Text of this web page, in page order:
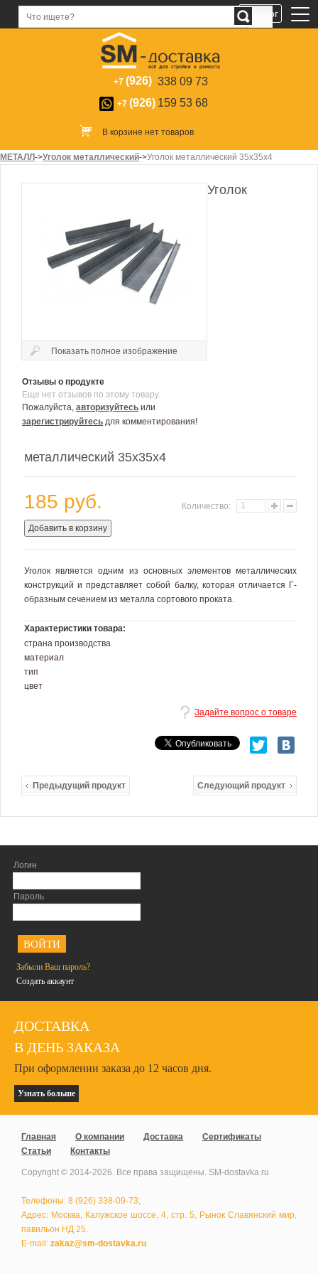
+7 (926) 338 09 73
+7 (926) 159 53 68
В корзине нет товаров
Логин
Пароль
Забыли Ваш пароль?
Создать аккаунт
ДОСТАВКА
В ДЕНЬ ЗАКАЗА
При оформлении заказа до 12 часов дня.
Узнать больше
МЕТАЛЛ->Уголок металлический->Уголок металлический 35х35х4
Показать полное изображение
Отзывы о продукте
Еще нет отзывов по этому товару.
Пожалуйста, авторизуйтесь или
зарегистрируйтесь для комментирования!
Уголок
металлический 35х35х4
185 руб. Количество:
Добавить в корзину
Уголок является одним из основных элементов металлических
конструкций и представляет собой балку, которая отличается Г-
образным сечением из металла сортового проката.
Характеристики товара:
страна производства
материал
тип
цвет
Задайте вопрос о товаре
Предыдущий продукт Следующий продукт
Главная О компании Доставка
Сертификаты
Статьи
Контакты
Copyright © 2014-2026. Все права защищены. SM-dostavka.ru
Телефоны: 8 (926) 338-09-73;
Адрес: Москва, Калужское шоссе, 4, стр. 5, Рынок Славянский мир,
павильон НД 25.
E-mail: zakaz@sm-dostavka.ru
Каталог